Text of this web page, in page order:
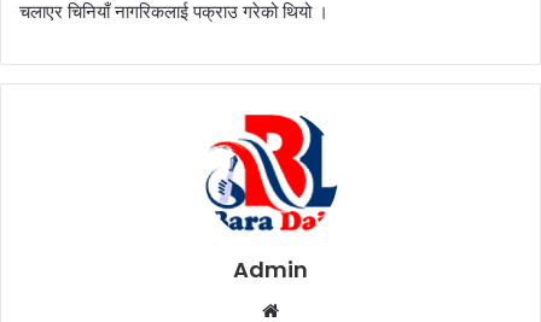
चलाएर चिनियाँ नागरिकलाई पक्राउ गरेको थियो ।
Admin